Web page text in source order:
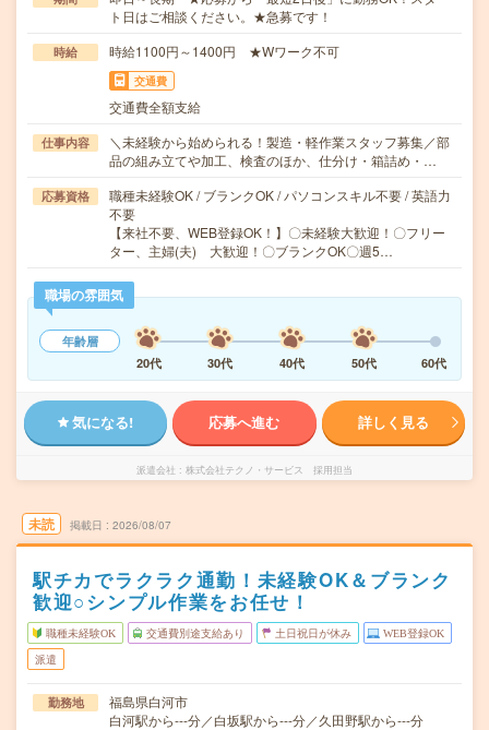
ト日はご相談ください。★急募です！
時給 時給1100円～1400円 ★Wワーク不可
交通費
交通費全額支給
仕事内容
＼未経験から始められる！製造・軽作業スタッフ募集／部
品の組み立てや加工、検査のほか、仕分け・箱詰め・…
応募資格
職種未経験OK / ブランクOK / パソコンスキル不要 / 英語力
不要
【来社不要、WEB登録OK！】〇未経験大歓迎！〇フリー
ター、主婦(夫) 大歓迎！〇ブランクOK〇週5…
職場の雰囲気
年齢層
20代
30代 40代 50代 60代
気になる! 応募へ進む 詳しく見る
派遣会社 株式会社テクノ・サービス 採用担当
未読 掲載日 2026/08/07
駅チカでラクラク通勤！未経験OK＆ブランク
歓迎○シンプル作業をお任せ！
職種未経験OK 交通費別途支給あり 土日祝日が休み WEB登録OK
派遣
勤務地
福島県白河市
白河駅から---分／白坂駅から---分／久田野駅から---分